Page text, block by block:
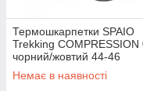
Термошкарпетки SPAIO
Trekking COMPRESSION
чорний/жовтий 44-46
(5901282514405)
Немає в наявності